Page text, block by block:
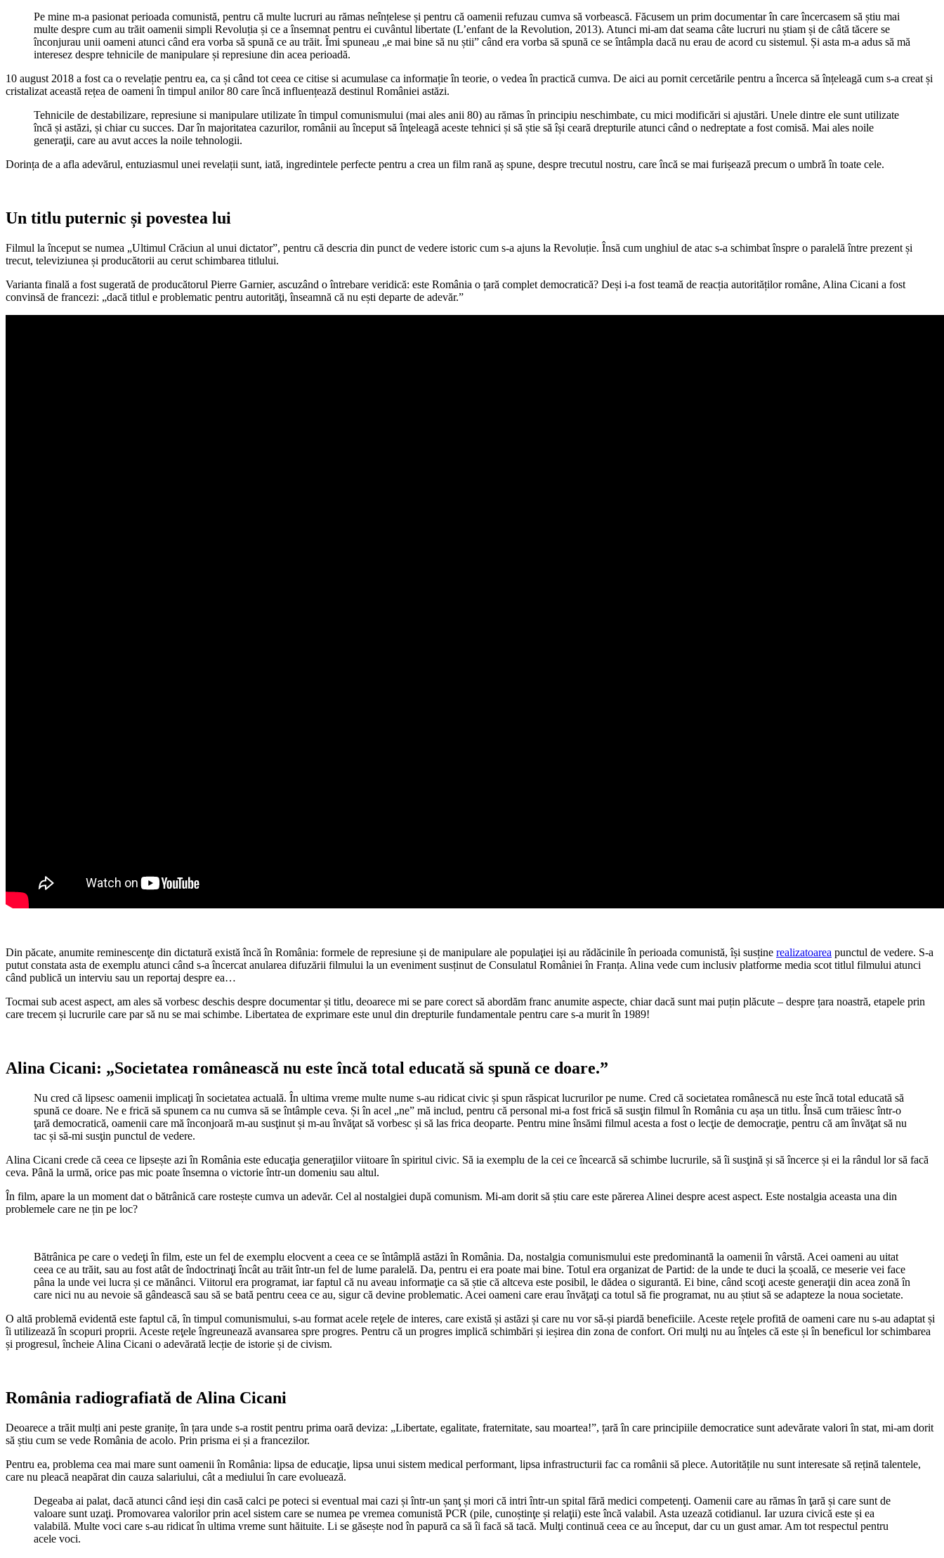
Pe mine m-a pasionat perioada comunistă, pentru că multe lucruri au rămas neînțelese și pentru că oamenii refuzau cumva să vorbească. Făcusem un prim documentar în care încercasem să știu mai
multe despre cum au trăit oamenii simpli Revoluția și ce a însemnat pentru ei cuvântul libertate (L’enfant de la Revolution, 2013). Atunci mi-am dat seama câte lucruri nu știam și de câtă tăcere se
înconjurau unii oameni atunci când era vorba să spună ce au trăit. Îmi spuneau „e mai bine să nu știi” când era vorba să spună ce se întâmpla dacă nu erau de acord cu sistemul. Și asta m-a adus să mă
interesez despre tehnicile de manipulare și represiune din acea perioadă.
10 august 2018 a fost ca o revelație pentru ea, ca și când tot ceea ce citise si acumulase ca informație în teorie, o vedea în practică cumva. De aici au pornit cercetările pentru a încerca să înțeleagă cum s-a creat și
cristalizat această rețea de oameni în timpul anilor 80 care încă influențează destinul României astăzi.
Tehnicile de destabilizare, represiune si manipulare utilizate în timpul comunismului (mai ales anii 80) au rămas în principiu neschimbate, cu mici modificări si ajustări. Unele dintre ele sunt utilizate
încă și astăzi, și chiar cu succes. Dar în majoritatea cazurilor, românii au început să înţeleagă aceste tehnici și să știe să își ceară drepturile atunci când o nedreptate a fost comisă. Mai ales noile
generaţii, care au avut acces la noile tehnologii.
Dorința de a afla adevărul, entuziasmul unei revelații sunt, iată, ingredintele perfecte pentru a crea un film rană aș spune, despre trecutul nostru, care încă se mai furișează precum o umbră în toate cele.
Un titlu puternic și povestea lui
Filmul la început se numea „Ultimul Crăciun al unui dictator”, pentru că descria din punct de vedere istoric cum s-a ajuns la Revoluție. Însă cum unghiul de atac s-a schimbat înspre o paralelă între prezent și
trecut, televiziunea și producătorii au cerut schimbarea titlului.
Varianta finală a fost sugerată de producătorul Pierre Garnier, ascuzând o întrebare veridică: este România o țară complet democratică? Deși i-a fost teamă de reacția autorităților române, Alina Cicani a fost
convinsă de francezi: „dacă titlul e problematic pentru autorităţi, înseamnă că nu ești departe de adevăr.”
Din păcate, anumite reminescenţe din dictatură există încă în România: formele de represiune și de manipulare ale populaţiei iși au rădăcinile în perioada comunistă, își susține realizatoarea punctul de vedere. S-a
putut constata asta de exemplu atunci când s-a încercat anularea difuzării filmului la un eveniment susținut de Consulatul României în Franța. Alina vede cum inclusiv platforme media scot titlul filmului atunci
când publică un interviu sau un reportaj despre ea…
Tocmai sub acest aspect, am ales să vorbesc deschis despre documentar și titlu, deoarece mi se pare corect să abordăm franc anumite aspecte, chiar dacă sunt mai puțin plăcute – despre țara noastră, etapele prin
care trecem și lucrurile care par să nu se mai schimbe. Libertatea de exprimare este unul din drepturile fundamentale pentru care s-a murit în 1989!
Alina Cicani: „Societatea românească nu este încă total educată să spună ce doare.”
Nu cred că lipsesc oamenii implicaţi în societatea actuală. În ultima vreme multe nume s-au ridicat civic și spun răspicat lucrurilor pe nume. Cred că societatea românescă nu este încă total educată să
spună ce doare. Ne e frică să spunem ca nu cumva să se întâmple ceva. Și în acel „ne” mă includ, pentru că personal mi-a fost frică să susţin filmul în România cu așa un titlu. Însă cum trăiesc într-o
ţară democratică, oamenii care mă înconjoară m-au susţinut și m-au învăţat să vorbesc și să las frica deoparte. Pentru mine însămi filmul acesta a fost o lecţie de democraţie, pentru că am învăţat să nu
tac și să-mi susţin punctul de vedere.
Alina Cicani crede că ceea ce lipsește azi în România este educaţia generaţiilor viitoare în spiritul civic. Să ia exemplu de la cei ce încearcă să schimbe lucrurile, să îi susţină și să încerce și ei la rândul lor să facă
ceva. Până la urmă, orice pas mic poate însemna o victorie într-un domeniu sau altul.
În film, apare la un moment dat o bătrânică care rostește cumva un adevăr. Cel al nostalgiei după comunism. Mi-am dorit să știu care este părerea Alinei despre acest aspect. Este nostalgia aceasta una din
problemele care ne țin pe loc?
Bătrânica pe care o vedeţi în film, este un fel de exemplu elocvent a ceea ce se întâmplă astăzi în România. Da, nostalgia comunismului este predominantă la oamenii în vârstă. Acei oameni au uitat
ceea ce au trăit, sau au fost atât de îndoctrinaţi încât au trăit într-un fel de lume paralelă. Da, pentru ei era poate mai bine. Totul era organizat de Partid: de la unde te duci la școală, ce meserie vei face
pâna la unde vei lucra și ce mănânci. Viitorul era programat, iar faptul că nu aveau informaţie ca să știe că altceva este posibil, le dădea o sigurantă. Ei bine, când scoţi aceste generaţii din acea zonă în
care nici nu au nevoie să gândească sau să se bată pentru ceea ce au, sigur că devine problematic. Acei oameni care erau învăţaţi ca totul să fie programat, nu au știut să se adapteze la noua societate.
O altă problemă evidentă este faptul că, în timpul comunismului, s-au format acele reţele de interes, care există și astăzi și care nu vor să-și piardă beneficiile. Aceste reţele profită de oameni care nu s-au adaptat și
îi utilizează în scopuri proprii. Aceste reţele îngreunează avansarea spre progres. Pentru că un progres implică schimbări și ieșirea din zona de confort. Ori mulţi nu au înţeles că este și în beneficul lor schimbarea
și progresul, încheie Alina Cicani o adevărată lecție de istorie și de civism.
România radiografiată de Alina Cicani
Deoarece a trăit mulți ani peste granițe, în țara unde s-a rostit pentru prima oară deviza: „Libertate, egalitate, fraternitate, sau moartea!”, țară în care principiile democratice sunt adevărate valori în stat, mi-am dorit
să știu cum se vede România de acolo. Prin prisma ei și a francezilor.
Pentru ea, problema cea mai mare sunt oamenii în România: lipsa de educaţie, lipsa unui sistem medical performant, lipsa infrastructurii fac ca românii să plece. Autoritățile nu sunt interesate să rețină talentele,
care nu pleacă neapărat din cauza salariului, cât a mediului în care evoluează.
Degeaba ai palat, dacă atunci când ieși din casă calci pe poteci si eventual mai cazi și într-un șanţ și mori că intri într-un spital fără medici competenţi. Oamenii care au rămas în ţară și care sunt de
valoare sunt uzaţi. Promovarea valorilor prin acel sistem care se numea pe vremea comunistă PCR (pile, cunoștinţe și relaţii) este încă valabil. Asta uzează cotidianul. Iar uzura civică este și ea
valabilă. Multe voci care s-au ridicat în ultima vreme sunt hăituite. Li se găsește nod în papură ca să îi facă să tacă. Mulţi continuă ceea ce au început, dar cu un gust amar. Am tot respectul pentru
acele voci.